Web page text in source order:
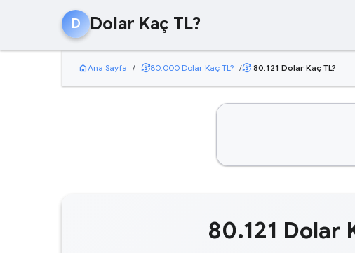
D Dolar Kaç TL?
homeAna Sayfa / currency_exchange80.000 Dolar Kaç TL? /currency_exchange 80.121 Dolar Kaç TL?
80.121 Dolar